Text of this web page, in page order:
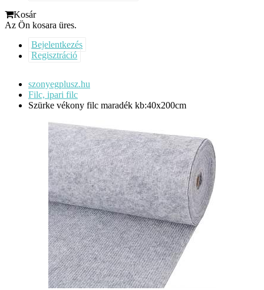
Kosár
Az Ön kosara üres.
Bejelentkezés
Regisztráció
szonyegplusz.hu
Filc, ipari filc
Szürke vékony filc maradék kb:40x200cm